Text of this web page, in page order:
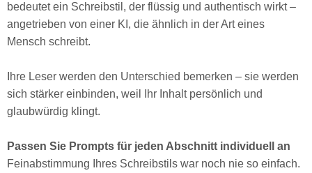
bedeutet ein Schreibstil, der flüssig und authentisch wirkt –
angetrieben von einer KI, die ähnlich in der Art eines
Mensch schreibt.
Ihre Leser werden den Unterschied bemerken – sie werden
sich stärker einbinden, weil Ihr Inhalt persönlich und
glaubwürdig klingt.
Passen Sie Prompts für jeden Abschnitt individuell an
Feinabstimmung Ihres Schreibstils war noch nie so einfach.